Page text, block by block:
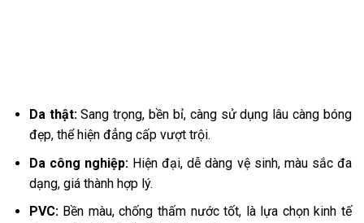
Da thật:Sang trọng, bền bỉ, càng sử dụng lâu càng bóng
đẹp, thể hiện đẳng cấp vượt trội.
Da công nghiệp: Hiện đại, dễ dàng vệ sinh, màu sắc đa
dạng, giá thành hợp lý.
PVC:Bền màu, chống thấm nước tốt, là lựa chọn kinh tế